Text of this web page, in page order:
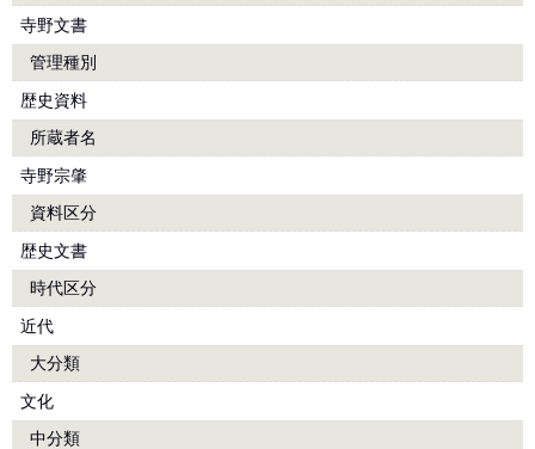
寺野文書
管理種別
歴史資料
所蔵者名
寺野宗肇
資料区分
歴史文書
時代区分
近代
大分類
文化
中分類